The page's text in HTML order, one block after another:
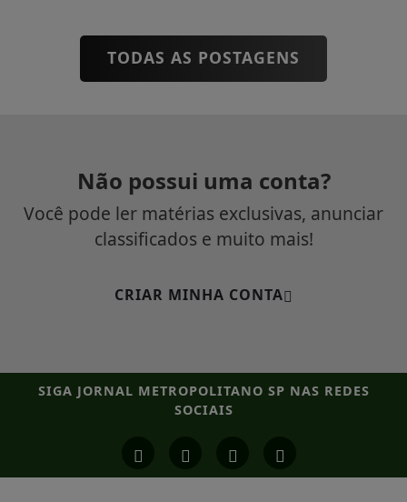
TODAS AS POSTAGENS
Não possui uma conta?
Você pode ler matérias exclusivas, anunciar
classificados e muito mais!
CRIAR MINHA CONTA
SIGA JORNAL METROPOLITANO SP NAS REDES
SOCIAIS